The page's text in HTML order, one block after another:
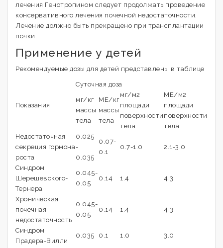
лечения Генотропином следует продолжать проведение
консервативного лечения почечной недостаточности.
Лечение должно быть прекращено при трансплантации
почки.
Применение у детей
Рекомендуемые дозы для детей представлены в таблице
Показания
Суточная доза
мг/кг
массы
тела
МЕ/кг
массы
тела
мг/м2
площади
поверхности
тела
МЕ/м2
площади
поверхности
тела
Недостаточная
секреция гормона
роста
0.025
-
0.035
0.07-
0.1
0.7-1.0 2.1-3.0
Синдром
Шерешевского-
Тернера
0.045-
0.05
0.14 1.4 4.3
Хроническая
почечная
недостаточность
0.045-
0.05
0.14 1.4 4.3
Синдром
Прадера-Вилли
0.035 0.1 1.0 3.0